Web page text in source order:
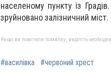
населеному пункту із
зруйновано залізничний міст.
Якщо ви помітили помилку, виділіть
#василівка #червоний хрест